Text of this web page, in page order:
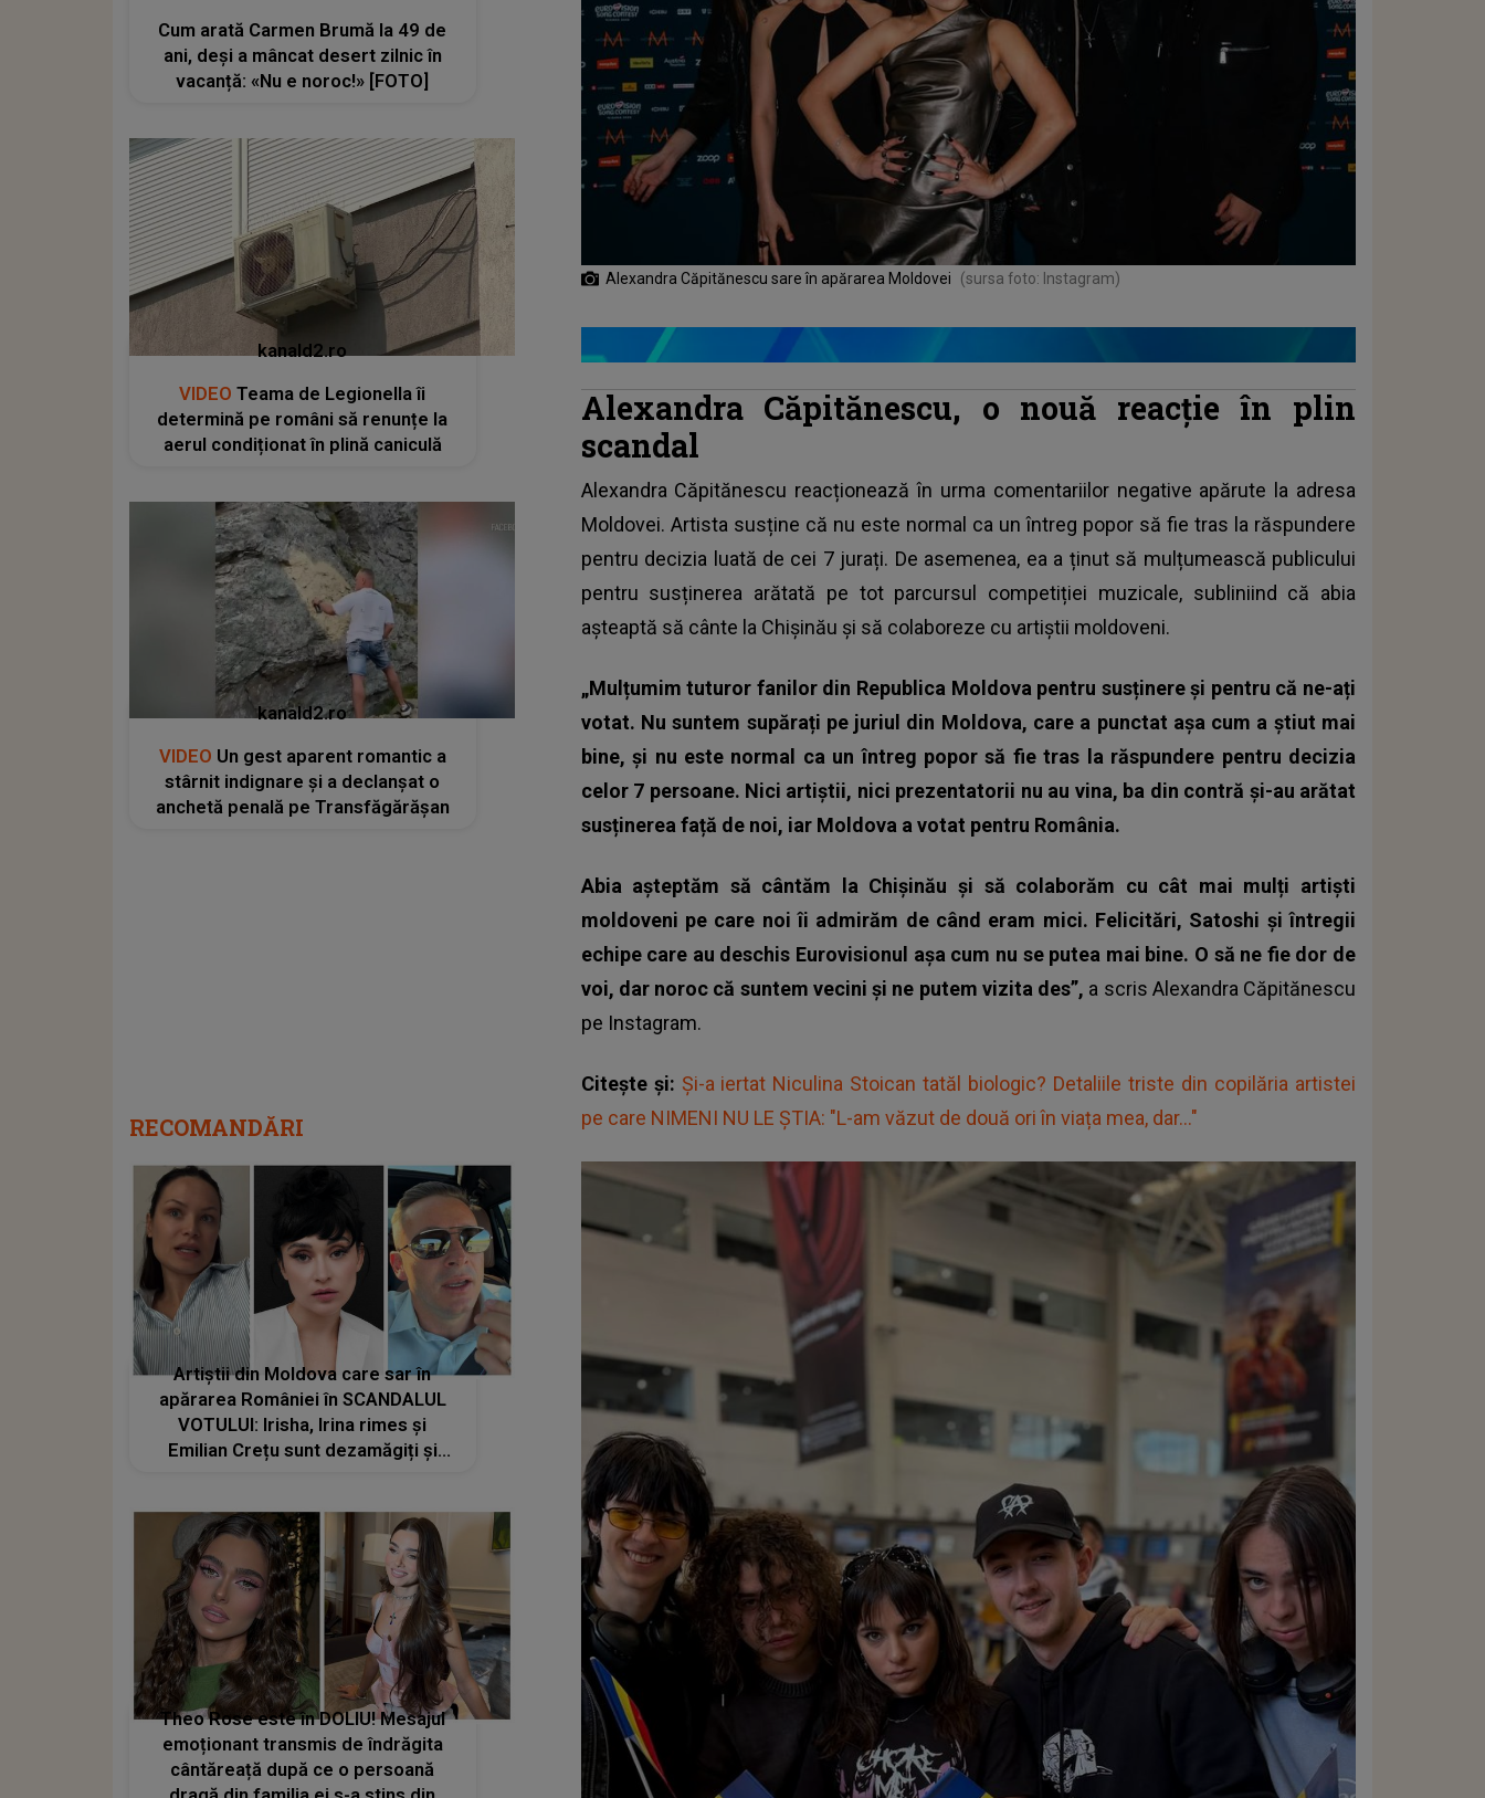
Alexandra Căpitănescu sare în apărarea Moldovei (sursa foto: Instagram)
Alexandra Căpitănescu, o nouă reacție în plin
scandal
Alexandra Căpitănescu reacționează în urma comentariilor negative apărute la adresa
Moldovei. Artista susține că nu este normal ca un întreg popor să fie tras la răspundere
pentru decizia luată de cei 7 jurați. De asemenea, ea a ținut să mulțumească publicului
pentru susținerea arătată pe tot parcursul competiției muzicale, subliniind că abia
așteaptă să cânte la Chișinău și să colaboreze cu artiștii moldoveni.
„Mulțumim tuturor fanilor din Republica Moldova pentru susținere și pentru că ne-ați
votat. Nu suntem supărați pe juriul din Moldova, care a punctat așa cum a știut mai
bine, și nu este normal ca un întreg popor să fie tras la răspundere pentru decizia
celor 7 persoane. Nici artiștii, nici prezentatorii nu au vina, ba din contră și-au arătat
susținerea față de noi, iar Moldova a votat pentru România.
Abia așteptăm să cântăm la Chișinău și să colaborăm cu cât mai mulți artiști
moldoveni pe care noi îi admirăm de când eram mici. Felicitări, Satoshi și întregii
echipe care au deschis Eurovisionul așa cum nu se putea mai bine. O să ne fie dor de
voi, dar noroc că suntem vecini și ne putem vizita des”, a scris Alexandra Căpitănescu
pe Instagram.
Citește și: Și-a iertat Niculina Stoican tatăl biologic? Detaliile triste din copilăria artistei
pe care NIMENI NU LE ȘTIA: "L-am văzut de două ori în viața mea, dar..."
Cum arată Carmen Brumă la 49 de
ani, deși a mâncat desert zilnic în
vacanță: «Nu e noroc!» [FOTO]
kanald2.ro
VIDEO Teama de Legionella îi
determină pe români să renunțe la
aerul condiționat în plină caniculă
kanald2.ro
VIDEO Un gest aparent romantic a
stârnit indignare și a declanșat o
anchetă penală pe Transfăgărășan
RECOMANDĂRI
Artiștii din Moldova care sar în
apărarea României în SCANDALUL
VOTULUI: Irisha, Irina rimes și
Emilian Crețu sunt dezamăgiți și
a lui Satoshi. Așa de..."
Theo Rose este în DOLIU! Mesajul
emoționant transmis de îndrăgita
cântăreață după ce o persoană